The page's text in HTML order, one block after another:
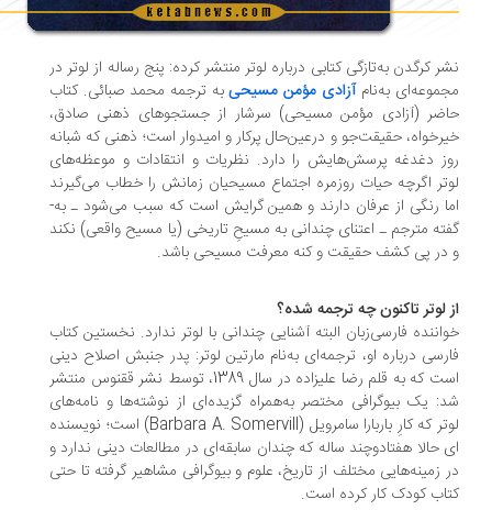
کرگدن به‌­تازگی کتابی درباره لوتر منتشر کرده: پنج رساله از لوتر در
به‌نامآزادی مؤمن مسیحیبه ترجمه محمد صبائی. کتاب
(آزادی مؤمن مسیحی) سرشار از جستجوهای ذهنی صادق،
حقیقت‌­جو و درعین‌­حال پرکار و امیدوار است؛ ذهنی که شبانه­‌
دغدغه پرسش­‌هایش را دارد. نظریات و انتقادات و موعظه­‌های
اگرچه حیات روزمره اجتماع مسیحیان زمانش را خطاب می‌­گیرند
رنگی از عرفان دارند و همین گرایش است که سبب می‌­شود ـ به‌­
مترجم ـ اعتنای چندانی به مسیحِ تاریخی (یا مسیح واقعی) نکند
در پی کشف حقیقت و کنه معرفت مسیحی باشد.
لوتر تاکنون چه ترجمه شده؟
­فارسی­‌زبان البته آشنایی چندانی با لوتر ندارد. نخستین کتاب
درباره او، ترجمه‌­ای به‌­نام مارتین لوتر: پدر جنبش اصلاح دینی
است که به ­قلم رضا علیزاده در سال 1389، توسط نشر ققنوس منتشر
یک بیوگرافی مختصر به­‌همراه گزیده‌­ای از نوشته­‌ها و نامه‌­های
لوتر که کارِ باربارا سامرویل (Barbara A. Somervill) است؛ نویسنده­‌
حالا هفتادوچند ساله که چندان سابقه­‌ای در مطالعات دینی ندارد و
زمینه‌­هایی مختلف از تاریخ، علوم و بیوگرافی مشاهیر گرفته تا حتی
کودک کار کرده است.